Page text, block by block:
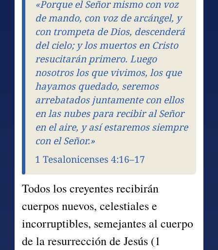
«Porque el Señor mismo con voz
de mando, con voz de arcángel, y
con trompeta de Dios, descenderá
del cielo; y los muertos en Cristo
resucitarán primero. Luego
nosotros los que vivimos, los que
hayamos quedado, seremos
arrebatados juntamente con ellos
en las nubes para recibir al Señor
en el aire, y así estaremos siempre
con el Señor.»
1 Tesalonicenses 4:16–17
Todos los creyentes recibirán
cuerpos nuevos, celestiales e
incorruptibles, semejantes al cuerpo
de la resurrección de Jesús (1